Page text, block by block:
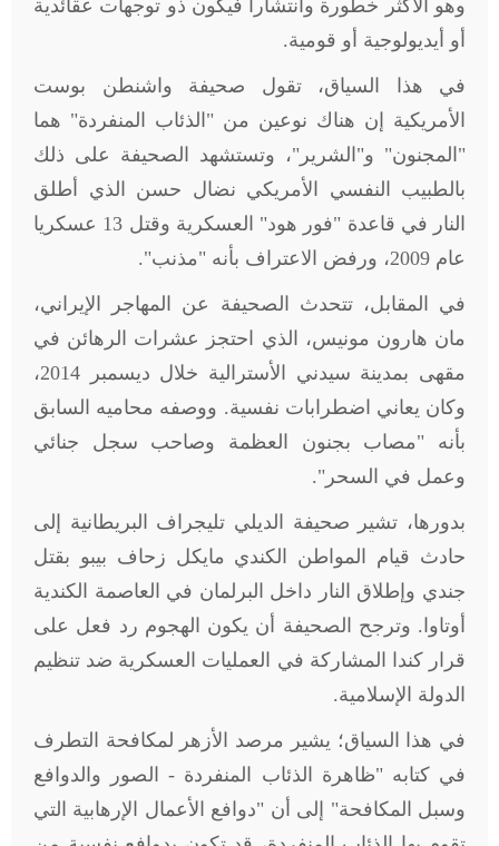
وهو الأكثر خطورة وانتشاراً فيكون ذو توجهات عقائدية
أو أيديولوجية أو قومية.
في هذا السياق، تقول صحيفة واشنطن بوست
الأمريكية إن هناك نوعين من "الذئاب المنفردة" هما
"المجنون" و"الشرير"، وتستشهد الصحيفة على ذلك
بالطبيب النفسي الأمريكي نضال حسن الذي أطلق
النار في قاعدة "فور هود" العسكرية وقتل 13 عسكريا
عام 2009، ورفض الاعتراف بأنه "مذنب
"
.
في المقابل، تتحدث الصحيفة عن المهاجر الإيراني،
مان هارون مونيس، الذي احتجز عشرات الرهائن في
مقهى بمدينة سيدني الأسترالية خلال ديسمبر 2014،
وكان يعاني اضطرابات نفسية. ووصفه محاميه السابق
بأنه "مصاب بجنون العظمة وصاحب سجل جنائي
وعمل في السحر".
بدورها، تشير صحيفة الديلي تليجراف البريطانية إلى
حادث قيام المواطن الكندي مايكل زحاف بيبو بقتل
جندي وإطلاق النار داخل البرلمان في العاصمة الكندية
أوتاوا. وترجح الصحيفة أن يكون الهجوم رد فعل على
قرار كندا المشاركة في العمليات العسكرية ضد تنظيم
الدولة الإسلامية.
في هذا السياق؛ يشير مرصد الأزهر لمكافحة التطرف
في كتابه "ظاهرة الذئاب المنفردة - الصور والدوافع
وسبل المكافحة" إلى أن "دوافع الأعمال الإرهابية التي